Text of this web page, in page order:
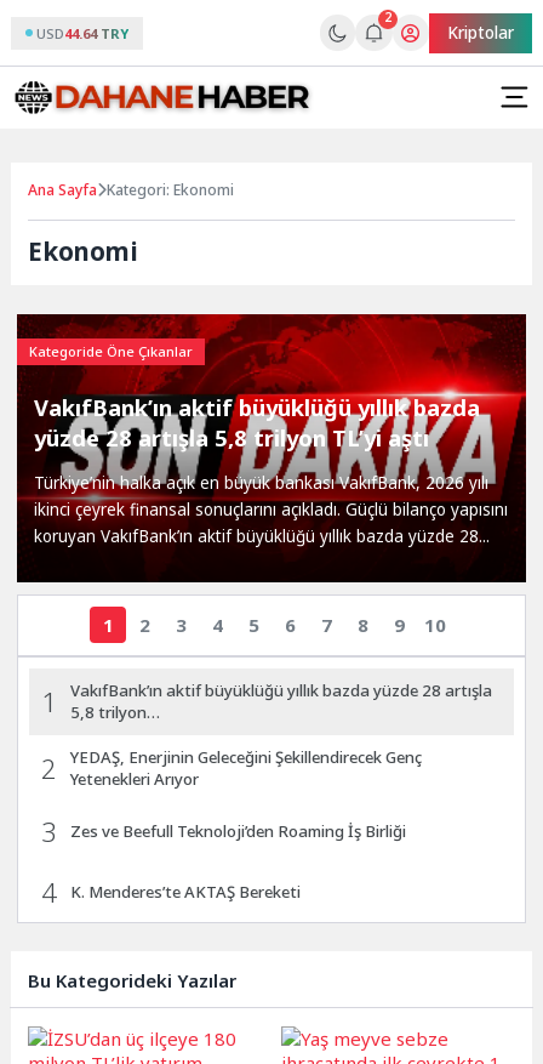
USD44.64 TRY
2
Kriptolar
Ana Sayfa Kategori: Ekonomi
Ekonomi
Kategoride Öne Çıkanlar
VakıfBank’ın aktif büyüklüğü yıllık bazda
yüzde 28 artışla 5,8 trilyon TL’yi aştı
Türkiye’nin halka açık en büyük bankası VakıfBank, 2026 yılı
ikinci çeyrek finansal sonuçlarını açıkladı. Güçlü bilanço yapısını
koruyan VakıfBank’ın aktif büyüklüğü yıllık bazda yüzde 28...
1 2 3 4 5 6 7 8 9 10
1
VakıfBank’ın aktif büyüklüğü yıllık bazda yüzde 28 artışla
5,8 trilyon…
2
YEDAŞ, Enerjinin Geleceğini Şekillendirecek Genç
Yetenekleri Arıyor
3 Zes ve Beefull Teknoloji’den Roaming İş Birliği
4 K. Menderes’te AKTAŞ Bereketi
6
Kuru meyve sektörü 2 milyar dolar ihracat hedefi için
Ankara’dan…
Bu Kategorideki Yazılar